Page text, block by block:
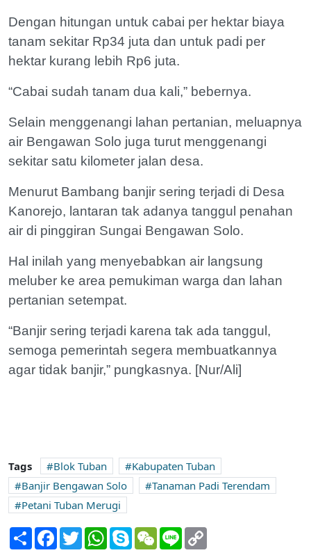
Dengan hitungan untuk cabai per hektar biaya
tanam sekitar Rp34 juta dan untuk padi per
hektar kurang lebih Rp6 juta.
“Cabai sudah tanam dua kali,” bebernya.
Selain menggenangi lahan pertanian, meluapnya
air Bengawan Solo juga turut menggenangi
sekitar satu kilometer jalan desa.
Menurut Bambang banjir sering terjadi di Desa
Kanorejo, lantaran tak adanya tanggul penahan
air di pinggiran Sungai Bengawan Solo.
Hal inilah yang menyebabkan air langsung
meluber ke area pemukiman warga dan lahan
pertanian setempat.
“Banjir sering terjadi karena tak ada tanggul,
semoga pemerintah segera membuatkannya
agar tidak banjir,” pungkasnya. [Nur/Ali]
Tags Blok Tuban
Kabupaten Tuban
Banjir Bengawan Solo
Tanaman Padi Terendam
Petani Tuban Merugi
Share Facebook
TwitterWhatsApp
SkypeWeChatLine